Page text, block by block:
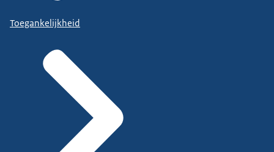
Toegankelijkheid